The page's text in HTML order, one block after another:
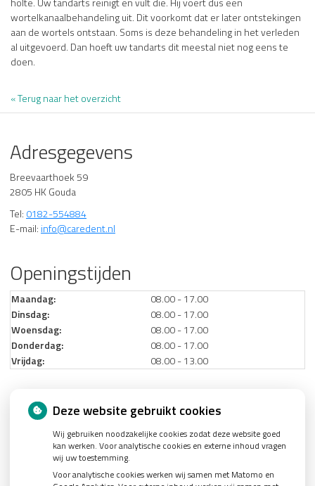
wortelkanaalbehandeling uit. Dit voorkomt dat er later ontstekingen
aan de wortels ontstaan. Soms is deze behandeling in het verleden
al uitgevoerd. Dan hoeft uw tandarts dit meestal niet nog eens te
doen.
« Terug naar het overzicht
Adresgegevens
Breevaarthoek 59
2805 HK Gouda
Tel: 0182-554884
E-mail: info@caredent.nl
Openingstijden
Maandag:
08.00 - 17.00
Dinsdag:
08.00 - 17.00
Woensdag:
08.00 - 17.00
Donderdag:
08.00 - 17.00
Vrijdag:
08.00 - 13.00
Nieuws
Let op: valse Infomedics-mails over openstaande rekening
Tanden bleken? Laat het veilig doen!
Gezond tandvlees: de basis voor een gezonde mond
Deze website gebruikt cookies
Wij gebruiken noodzakelijke cookies zodat deze website goed
kan werken. Voor analytische cookies en externe inhoud vragen
wij uw toestemming.
Voor analytische cookies werken wij samen met Matomo en